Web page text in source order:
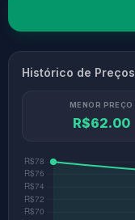
Histórico de Preços
MENOR PREÇO
R$62.00